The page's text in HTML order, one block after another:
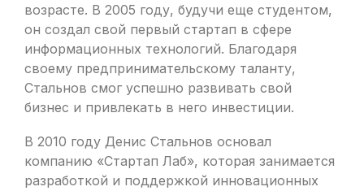
возрасте. В 2005 году, будучи еще студентом,
он создал свой первый стартап в сфере
информационных технологий. Благодаря
своему предпринимательскому таланту,
Стальнов смог успешно развивать свой
бизнес и привлекать в него инвестиции.
В 2010 году Денис Стальнов основал
компанию «Стартап Лаб», которая занимается
разработкой и поддержкой инновационных